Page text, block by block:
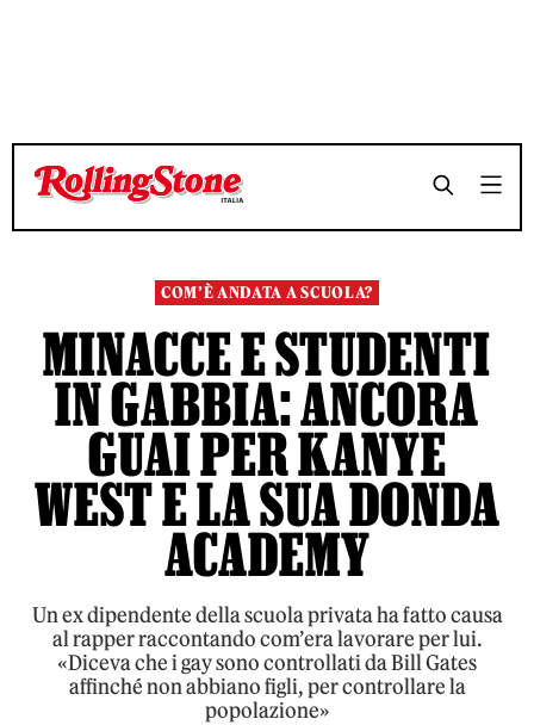
TEMPO DI LETTURA 3 MINUTI SHARE
TEMPO DI LETTURA 3 MINUTI SHARE
COM’È ANDATA A SCUOLA?
MINACCE E STUDENTI
IN GABBIA: ANCORA
GUAI PER KANYE
WEST E LA SUA DONDA
ACADEMY
Un ex dipendente della scuola privata ha fatto causa
al rapper raccontando com’era lavorare per lui.
«Diceva che i gay sono controllati da Bill Gates
affinché non abbiano figli, per controllare la
popolazione»